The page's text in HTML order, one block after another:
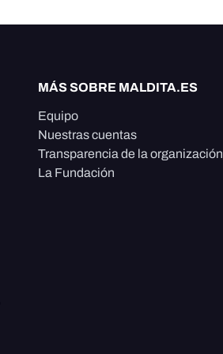
MÁS SOBRE MALDITA.ES
Equipo
Nuestras cuentas
Transparencia de la organización
La Fundación